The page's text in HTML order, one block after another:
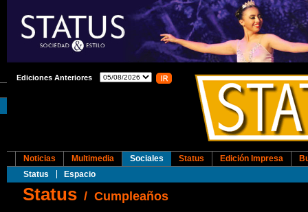
Ediciones Anteriores
Noticias Multimedia
Sociales
Status
Espacio
Status Edición Impresa
Status / Cumpleaños